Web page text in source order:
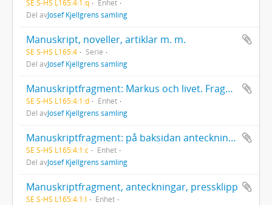
SE S-HS L165:4:1:q
Enhet
Del avJosef Kjellgrens samling
Manuskript, noveller, artiklar m. m.
SE S-HS L165:4
Serie
Del avJosef Kjellgrens samling
Manuskriptfragment: Markus och livet. Fragment ur "min första lungsotsroman (1927)"
SE S-HS L165:4:1:d
Enhet
Del avJosef Kjellgrens samling
Manuskriptfragment: på baksidan anteckningar, 1 blad
SE S-HS L165:4:1:c
Enhet
Del avJosef Kjellgrens samling
Manuskriptfragment, anteckningar, pressklipp
SE S-HS L165:4:1:l
Enhet